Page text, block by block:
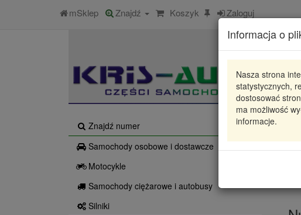
mSklep Znajdź Koszyk Zaloguj
Informacja o
Nasza strona
statystycznych,
dostosować
ma możliwość
informacje.
Znajdź numer
Samochody osobowe i dostawcze
Motocykle
Samochody ciężarowe i autobusy
Silniki
0